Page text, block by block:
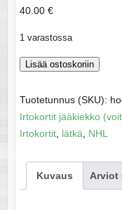
40.00 €
1 varastossa
Chara,
-
NHL
06-
määrä
Lisää ostoskoriin
Tuotetunnus (SKU):
Irtokortit jääkiekko
Irtokortit, lätkä NHL
Kuvaus Arviot